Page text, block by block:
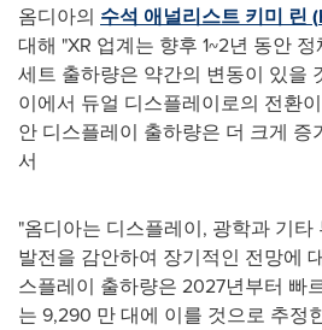
옴디아의 수석 애널리스트 키미 린 (
대해 "XR 업계는 향후 1~2년 동안 정
세트 출하량은 약간의 변동이 있을
이에서 듀얼 디스플레이로의 전환이
안 디스플레이 출하량은 더 크게 증
서
"옴디아는 디스플레이, 광학과 기타
발전을 감안하여 장기적인 전망에
스플레이 출하량은 2027년부터 빠
는 9,290 만대에 이를 것으로 추정